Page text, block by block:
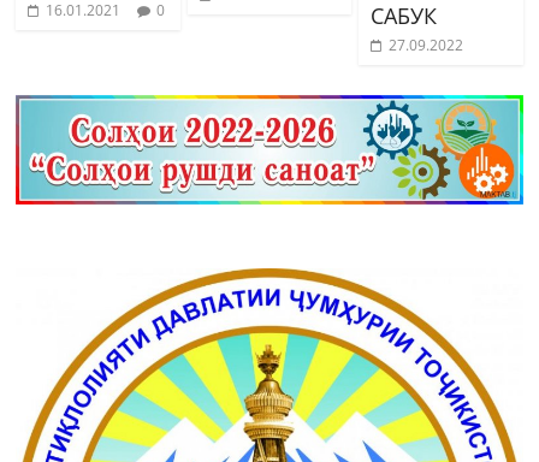
16.01.2021 0
САБУК
27.09.2022